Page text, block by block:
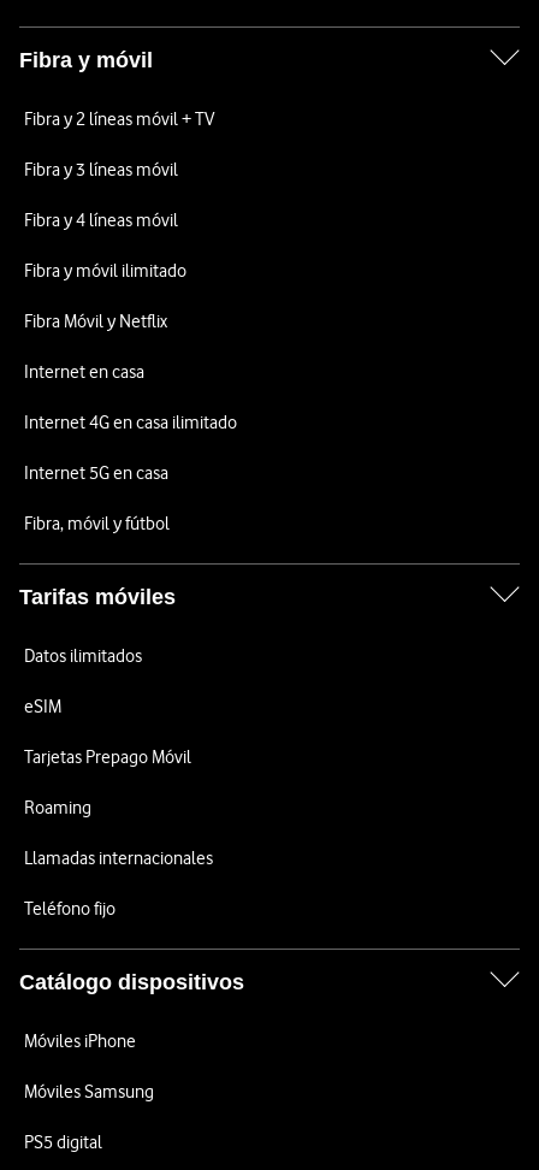
Fibra y móvil
Fibra y 2 líneas móvil + TV
Fibra y 3 líneas móvil
Fibra y 4 líneas móvil
Fibra y móvil ilimitado
Fibra Móvil y Netflix
Internet en casa
Internet 4G en casa ilimitado
Internet 5G en casa
Fibra, móvil y fútbol
Tarifas móviles
Datos ilimitados
eSIM
Tarjetas Prepago Móvil
Roaming
Llamadas internacionales
Teléfono fijo
Catálogo dispositivos
Móviles iPhone
Móviles Samsung
PS5 digital